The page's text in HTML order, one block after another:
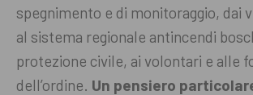
spegnimento e di monitoraggio, dai
al sistema regionale antincendi
protezione civile, ai volontari e alle
dell’ordine. Un pensiero